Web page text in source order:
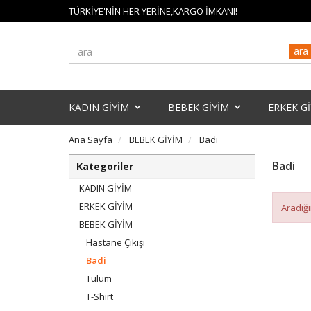
TÜRKİYE'NİN HER YERİNE,KARGO İMKANI!
ara
KADIN GİYİM BEBEK GİYİM ERKEK
Ana Sayfa BEBEK GİYİM Badi
Kategoriler
KADIN GİYİM
ERKEK GİYİM
BEBEK GİYİM
Hastane Çıkışı
Badi
Tulum
T-Shirt
Badi